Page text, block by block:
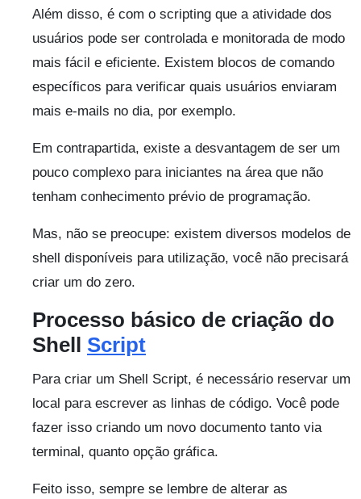
Além disso, é com o scripting que a atividade dos
usuários pode ser controlada e monitorada de modo
mais fácil e eficiente. Existem blocos de comando
específicos para verificar quais usuários enviaram
mais e-mails no dia, por exemplo.
Em contrapartida, existe a desvantagem de ser um
pouco complexo para iniciantes na área que não
tenham conhecimento prévio de programação.
Mas, não se preocupe: existem diversos modelos de
shell disponíveis para utilização, você não precisará
criar um do zero.
Processo básico de criação do
Shell Script
Para criar um Shell Script, é necessário reservar um
local para escrever as linhas de código. Você pode
fazer isso criando um novo documento tanto via
terminal, quanto opção gráfica.
Feito isso, sempre se lembre de alterar as